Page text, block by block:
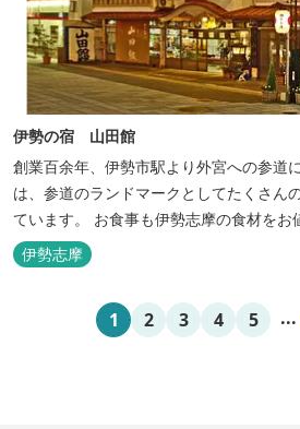
伊勢の宿 山田館
創業百余年、伊勢市駅より外宮への参道
は、参道のランドマークとしてたくさん
ています。 お食事も伊勢志摩の食材をお
評いただいています。
伊勢志摩
1 2 3 4 5 ...